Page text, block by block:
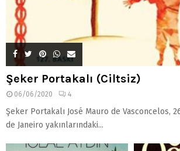
Şeker Portakalı (Ciltsiz)
06/06/2020 4
Şeker Portakalı José Mauro de Vasconcelos,
de Janeiro yakınlarındaki...